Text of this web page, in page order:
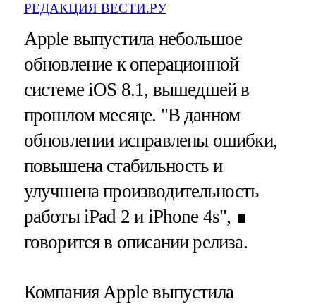
РЕДАКЦИЯ ВЕСТИ.РУ
Apple выпустила небольшое
обновление к операционной
системе iOS 8.1, вышедшей в
прошлом месяце. "В данном
обновлении исправлены ошибки,
повышена стабильность и
улучшена производительность
работы iPad 2 и iPhone 4s", ∎
говорится в описании релиза.
Компания Apple выпустила